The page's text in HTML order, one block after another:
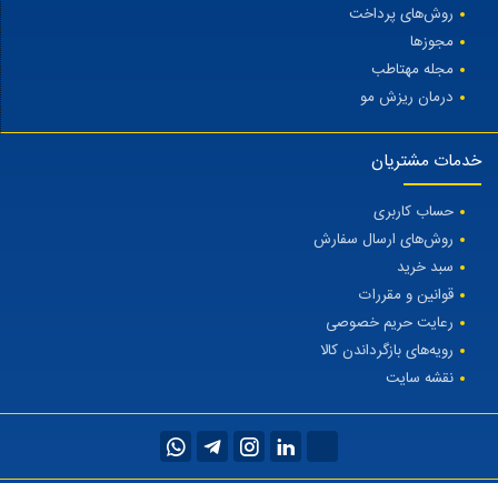
روش‌های پرداخت
مجوزها
مجله مهتاطب
درمان ریزش مو
خدمات مشتریان
حساب کاربری
روش‌های ارسال سفارش
سبد خرید
قوانین و مقررات
رعایت حریم خصوصی
رویه‌های بازگرداندن کالا
نقشه سایت